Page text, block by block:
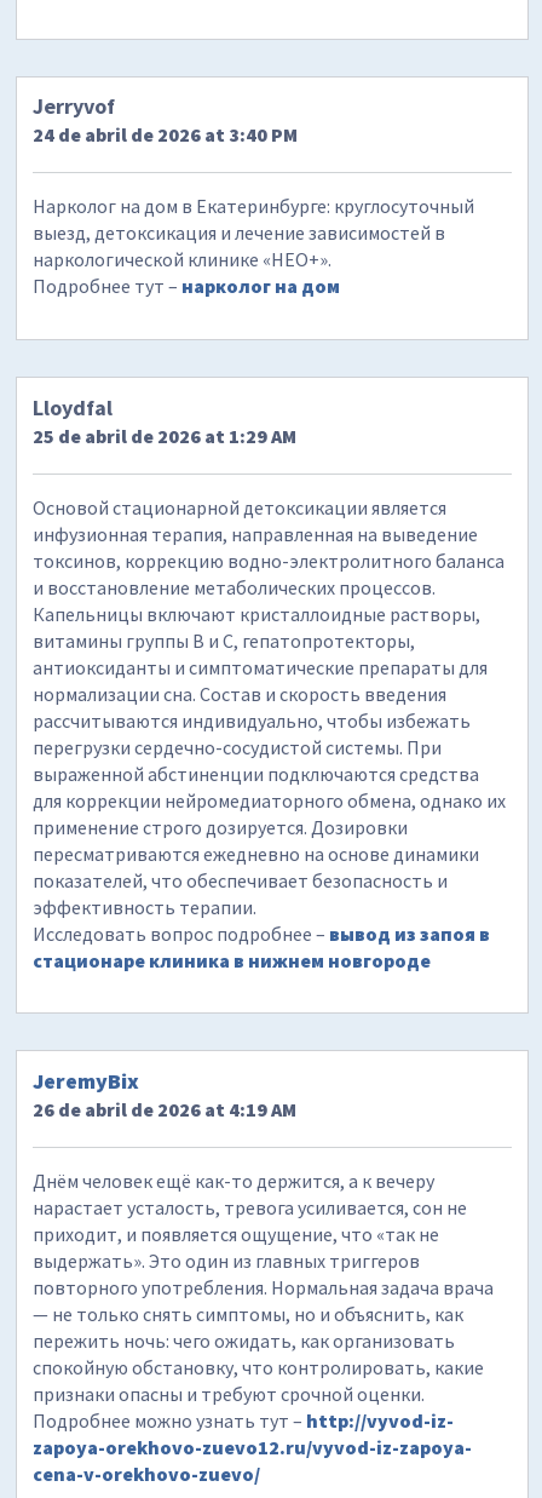
Jerryvof
24 de abril de 2026 at 3:40 PM
Нарколог на дом в Екатеринбурге: круглосуточный
выезд, детоксикация и лечение зависимостей в
наркологической клинике «НЕО+».
Подробнее тут – нарколог на дом
Lloydfal
25 de abril de 2026 at 1:29 AM
Основой стационарной детоксикации является
инфузионная терапия, направленная на выведение
токсинов, коррекцию водно-электролитного баланса
и восстановление метаболических процессов.
Капельницы включают кристаллоидные растворы,
витамины группы B и C, гепатопротекторы,
антиоксиданты и симптоматические препараты для
нормализации сна. Состав и скорость введения
рассчитываются индивидуально, чтобы избежать
перегрузки сердечно-сосудистой системы. При
выраженной абстиненции подключаются средства
для коррекции нейромедиаторного обмена, однако их
применение строго дозируется. Дозировки
пересматриваются ежедневно на основе динамики
показателей, что обеспечивает безопасность и
эффективность терапии.
Исследовать вопрос подробнее – вывод из запоя в
стационаре клиника в нижнем новгороде
JeremyBix
26 de abril de 2026 at 4:19 AM
Днём человек ещё как-то держится, а к вечеру
нарастает усталость, тревога усиливается, сон не
приходит, и появляется ощущение, что «так не
выдержать». Это один из главных триггеров
повторного употребления. Нормальная задача врача
— не только снять симптомы, но и объяснить, как
пережить ночь: чего ожидать, как организовать
спокойную обстановку, что контролировать, какие
признаки опасны и требуют срочной оценки.
Подробнее можно узнать тут – http://vyvod-iz-
zapoya-orekhovo-zuevo12.ru/vyvod-iz-zapoya-
cena-v-orekhovo-zuevo/